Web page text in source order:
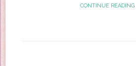
CONTINUE